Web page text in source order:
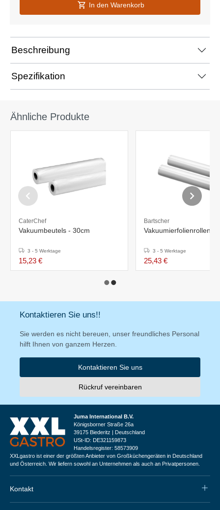
In den Warenkorb
Beschreibung
Spezifikation
Ähnliche Produkte
CaterChef
Vakuumbeutels - 30cm
3 - 5 Werktage
15,23 €
Bartscher
Vakuumierfolienrollen-
3 - 5 Werktage
25,43 €
Kontaktieren Sie uns!!
Sie werden es nicht bereuen, unser freundliches Personal
hilft Ihnen von ganzem Herzen.
Kontaktieren Sie uns
Rückruf vereinbaren
Juma International B.V.
Königsborner Straße 26a
39175 Biederitz | Deutschland
USt-ID: DE321159873
Handelsregister: 58573909
XXLgastro ist einer der größten Anbieter von Großküchengeräten in Deutschland
und Österreich. Wir liefern sowohl an Unternehmen als auch an Privatpersonen.
Kontakt